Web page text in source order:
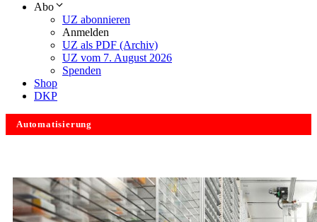
Abo
UZ abonnieren
Anmelden
UZ als PDF (Archiv)
UZ vom 7. August 2026
Spenden
Shop
DKP
Automatisierung